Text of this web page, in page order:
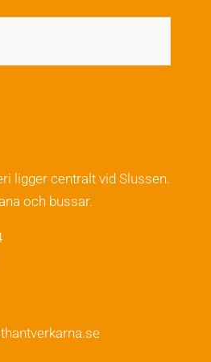
ligger centralt vid Slussen.
och bussar.